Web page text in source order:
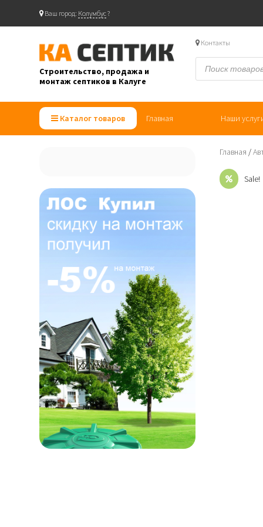
Ваш город: Колумбус?
Строительство, продажа и
монтаж септиков в Калуге
Контакты
Поиск
товаров
"Ка септик" — продажа, монтаж и строительство септиков в Калуге
Каталог товаров
Главная Наши
Главная /
Sale!